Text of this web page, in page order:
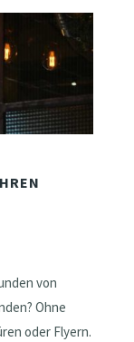
von
Ohne
oder Flyern.